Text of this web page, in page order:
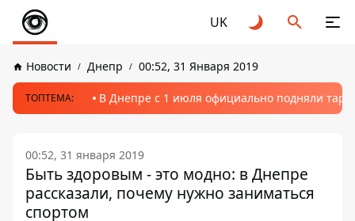
UK
Новости Днепр 00:52, 31 Января 2019
ТОПТЕМА: В Днепре с 1 июля официально подняли
00:52, 31 января 2019
Быть здоровым - это модно: в Днепре
рассказали, почему нужно заниматься
спортом